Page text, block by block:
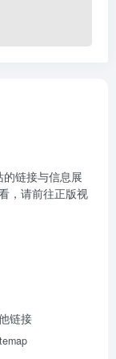
链接与信息展
，请前往正版视
链接